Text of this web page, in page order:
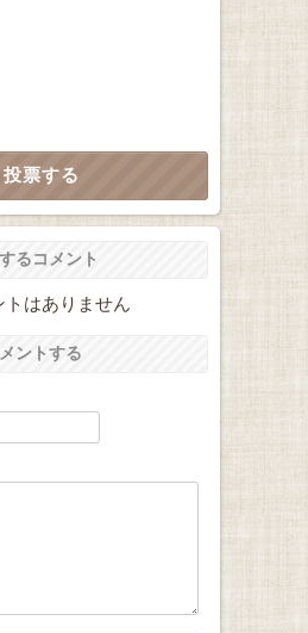
るコメント
トはありません
ントする